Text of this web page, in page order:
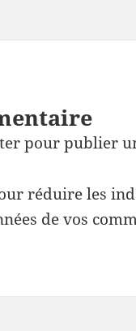
pour publier
réduire les
de vos